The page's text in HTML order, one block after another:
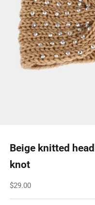
Beige knitted
knot
Sale price
$29.00